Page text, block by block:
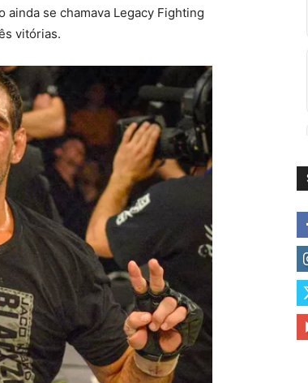
se chamava Legacy Fighting
vitórias.